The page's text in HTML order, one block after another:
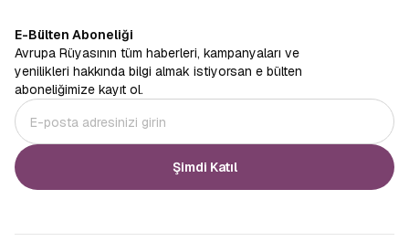
E-Bülten Aboneliği
Avrupa Rüyasının tüm haberleri, kampanyaları ve
yenilikleri hakkında bilgi almak istiyorsan e bülten
aboneliğimize kayıt ol.
Şimdi Katıl